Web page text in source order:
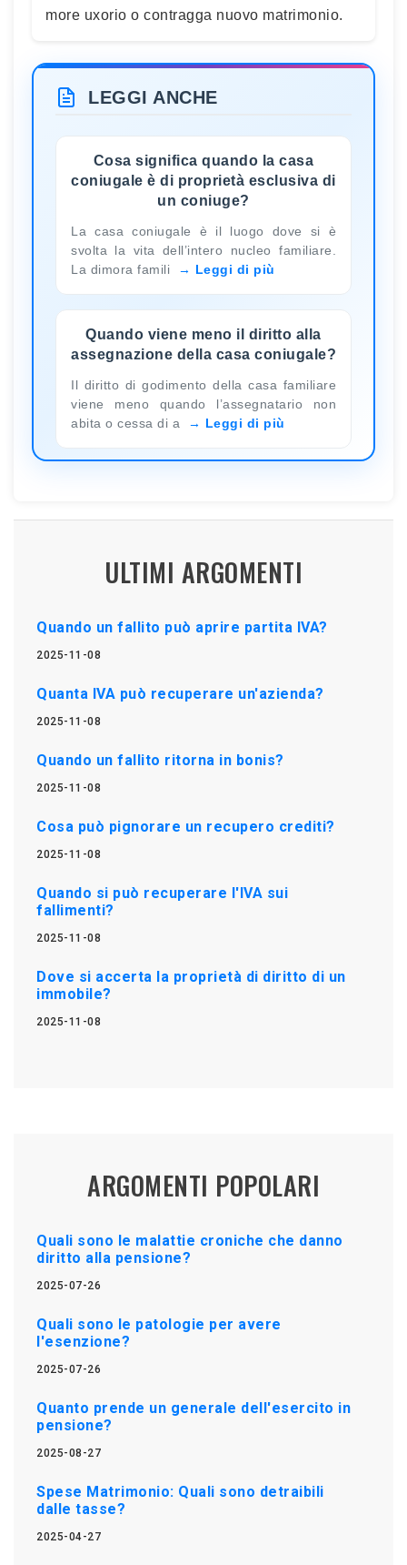
more uxorio o contragga nuovo matrimonio.
LEGGI ANCHE
Cosa significa quando la casa
coniugale è di proprietà esclusiva di
un coniuge?
La casa coniugale è il luogo dove si è
svolta la vita dell’intero nucleo familiare.
La dimora famili
Leggi di più
Quando viene meno il diritto alla
assegnazione della casa coniugale?
Il diritto di godimento della casa familiare
viene meno quando l’assegnatario non
abita o cessa di a
Leggi di più
ULTIMI ARGOMENTI
Quando un fallito può aprire partita IVA?
2025-11-08
Quanta IVA può recuperare un'azienda?
2025-11-08
Quando un fallito ritorna in bonis?
2025-11-08
Cosa può pignorare un recupero crediti?
2025-11-08
Quando si può recuperare l'IVA sui
fallimenti?
2025-11-08
Dove si accerta la proprietà di diritto di un
immobile?
2025-11-08
ARGOMENTI POPOLARI
Quali sono le malattie croniche che danno
diritto alla pensione?
2025-07-26
Quali sono le patologie per avere
l'esenzione?
2025-07-26
Quanto prende un generale dell'esercito in
pensione?
2025-08-27
Spese Matrimonio: Quali sono detraibili
dalle tasse?
2025-04-27